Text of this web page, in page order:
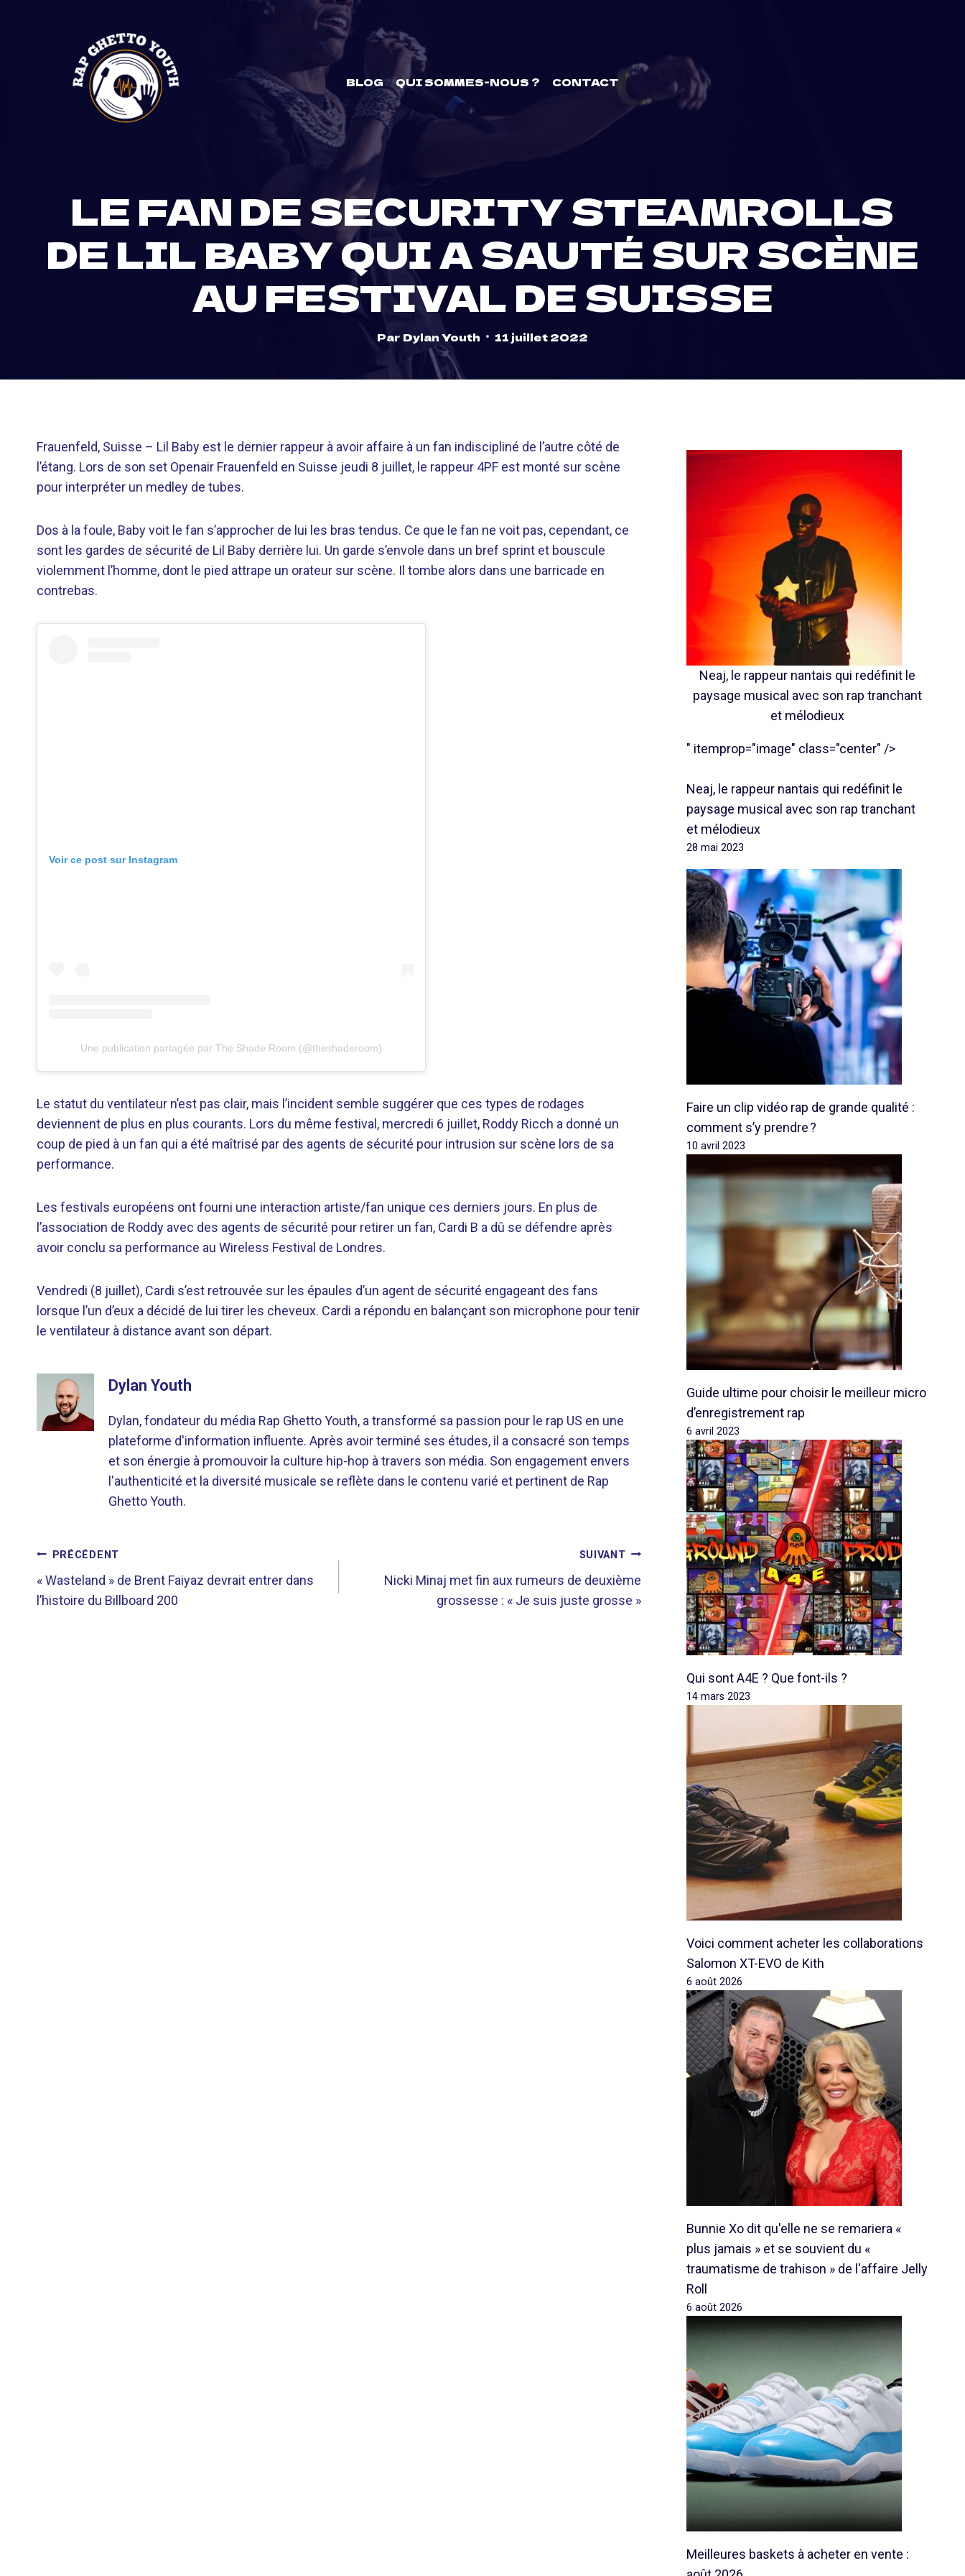
BLOG QUI SOMMES-NOUS ? CONTACT
LE FAN DE SECURITY STEAMROLLS
DE LIL BABY QUI A SAUTÉ SUR SCÈNE
AU FESTIVAL DE SUISSE
Par Dylan Youth 11 juillet 2022
Frauenfeld, Suisse – Lil Baby est le dernier rappeur à avoir affaire à un fan indiscipliné de l’autre côté de
l’étang. Lors de son set Openair Frauenfeld en Suisse jeudi 8 juillet, le rappeur 4PF est monté sur scène
pour interpréter un medley de tubes.
Dos à la foule, Baby voit le fan s’approcher de lui les bras tendus. Ce que le fan ne voit pas, cependant, ce
sont les gardes de sécurité de Lil Baby derrière lui. Un garde s’envole dans un bref sprint et bouscule
violemment l’homme, dont le pied attrape un orateur sur scène. Il tombe alors dans une barricade en
contrebas.
Voir ce post sur Instagram
Une publication partagée par The Shade Room (@theshaderoom)
Le statut du ventilateur n’est pas clair, mais l’incident semble suggérer que ces types de rodages
deviennent de plus en plus courants. Lors du même festival, mercredi 6 juillet, Roddy Ricch a donné un
coup de pied à un fan qui a été maîtrisé par des agents de sécurité pour intrusion sur scène lors de sa
performance.
Les festivals européens ont fourni une interaction artiste/fan unique ces derniers jours. En plus de
l’association de Roddy avec des agents de sécurité pour retirer un fan, Cardi B a dû se défendre après
avoir conclu sa performance au Wireless Festival de Londres.
Vendredi (8 juillet), Cardi s’est retrouvée sur les épaules d’un agent de sécurité engageant des fans
lorsque l’un d’eux a décidé de lui tirer les cheveux. Cardi a répondu en balançant son microphone pour tenir
le ventilateur à distance avant son départ.
Dylan Youth
Dylan, fondateur du média Rap Ghetto Youth, a transformé sa passion pour le rap US en une
plateforme d'information influente. Après avoir terminé ses études, il a consacré son temps
et son énergie à promouvoir la culture hip-hop à travers son média. Son engagement envers
l'authenticité et la diversité musicale se reflète dans le contenu varié et pertinent de Rap
Ghetto Youth.
NAVIGATION
DE
PRÉCÉDENT
« Wasteland » de Brent Faiyaz devrait entrer dans
l’histoire du Billboard 200
SUIVANT
Nicki Minaj met fin aux rumeurs de deuxième
grossesse : « Je suis juste grosse »
Neaj, le rappeur nantais qui redéfinit le
paysage musical avec son rap tranchant
et mélodieux
" itemprop="image" class="center" />
Neaj, le rappeur nantais qui redéfinit le
paysage musical avec son rap tranchant
et mélodieux
28 mai 2023
Faire un clip vidéo rap de grande qualité :
comment s’y prendre ?
10 avril 2023
Guide ultime pour choisir le meilleur micro
d’enregistrement rap
6 avril 2023
Qui sont A4E ? Que font-ils ?
14 mars 2023
Voici comment acheter les collaborations
Salomon XT-EVO de Kith
6 août 2026
Bunnie Xo dit qu'elle ne se remariera «
plus jamais » et se souvient du «
traumatisme de trahison » de l'affaire Jelly
Roll
6 août 2026
Meilleures baskets à acheter en vente :